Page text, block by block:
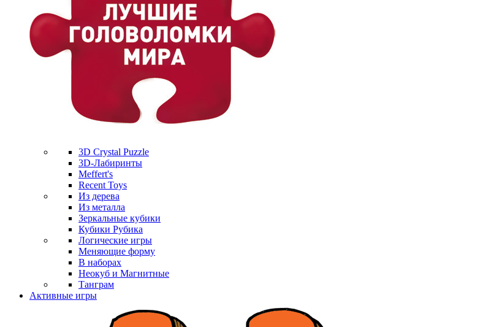
3D Crystal Puzzle
3D-Лабиринты
Meffert's
Recent Toys
Из дерева
Из металла
Зеркальные кубики
Кубики Рубика
Логические игры
Меняющие форму
В наборах
Неокуб и Магнитные
Танграм
Активные игры